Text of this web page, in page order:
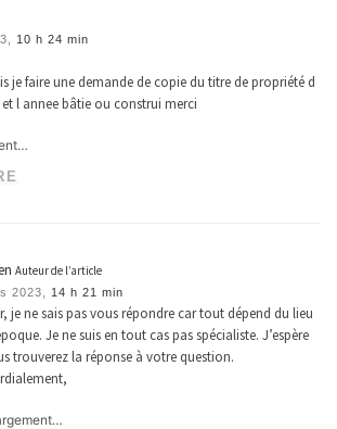
10 h 24 min
je faire une demande de copie du titre de propriété d
l annee bâtie ou construi merci
Auteur de l’article
2023, 14 h 21 min
je ne sais pas vous répondre car tout dépend du lieu
Je ne suis en tout cas pas spécialiste. J’espère
trouverez la réponse à votre question.